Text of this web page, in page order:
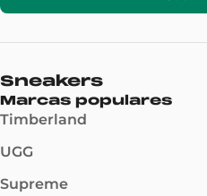
Sneakers
Marcas populares
Timberland
UGG
Supreme